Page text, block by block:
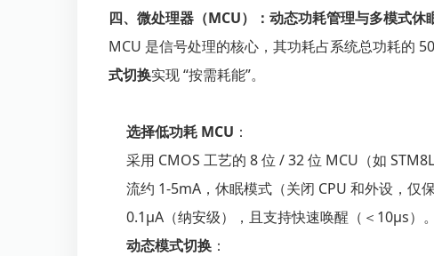
四、微处理器（MCU）：动态功耗管理与多模式休
MCU 是信号处理的核心，其功耗占系统总功耗的
式切换实现 “按需耗能”。
选择低功耗 MCU ：
采用 CMOS 工艺的 8 位 / 32 位 MCU（如
流约 1-5mA，休眠模式（关闭 CPU 和外设，仅
0.1μA（纳安级），且支持快速唤醒（＜10μs）。
动态模式切换 ：